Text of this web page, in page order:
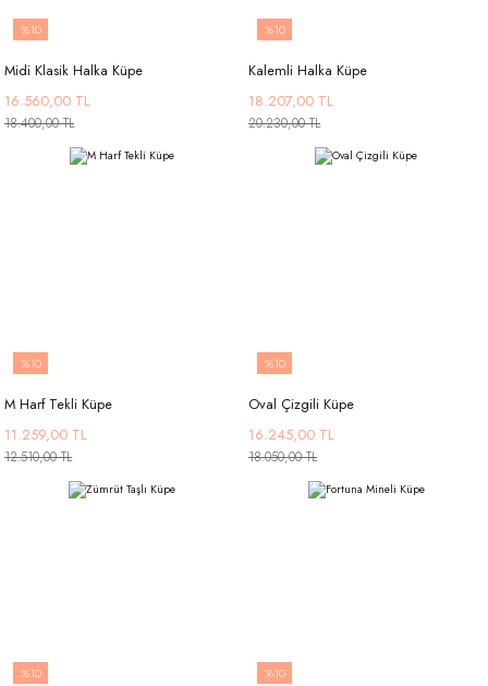
%10
Midi Klasik Halka Küpe
16.560,00 TL
18.400,00 TL
%10
Kalemli Halka Küpe
18.207,00 TL
20.230,00 TL
%10
M Harf Tekli Küpe
11.259,00 TL
12.510,00 TL
%10
Oval Çizgili Küpe
16.245,00 TL
18.050,00 TL
%10
%10